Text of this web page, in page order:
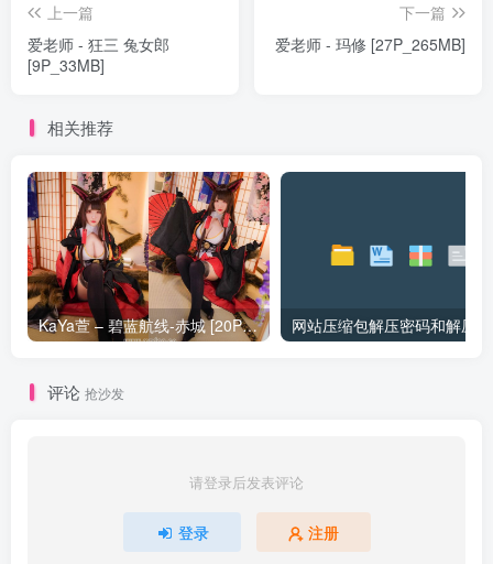
上一篇
爱老师 - 狂三 兔女郎
[9P_33MB]
下一篇
爱老师 - 玛修 [27P_265MB]
相关推荐
KaYa萱 – 碧蓝航线-赤城 [20P_128MB] 网站压缩包解压密码和解压
评论 抢沙发
请登录后发表评论
登录 注册